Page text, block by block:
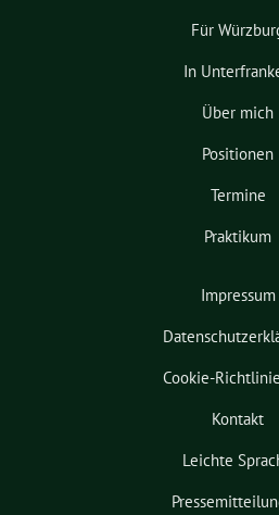
Für
In
Über mich
Positionen
Termine
Praktikum
Impressum
Cookie-
Kontakt
Leichte